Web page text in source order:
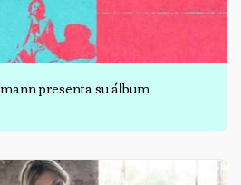
presenta su álbum